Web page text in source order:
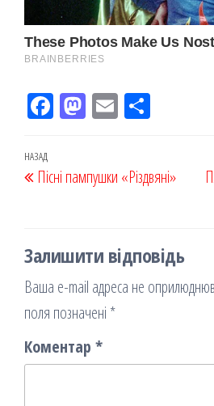
Fac
k
M
on
Em
ис
Навігація
записів
Попередній
запис
НАЗАД
Пісні пампушки «Різдвяні»
Залишити відповідь
Ваша e-mail адреса не
поля позначені *
Коментар *